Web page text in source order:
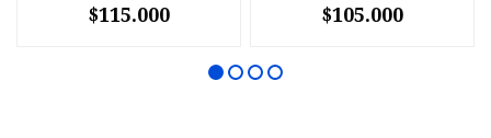
$115.000 $105.000